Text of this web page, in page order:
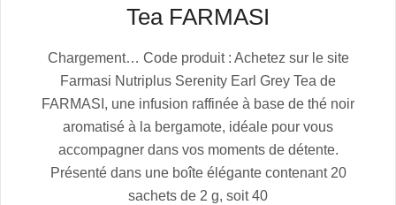
Tea FARMASI
07-
Chargement… Code produit : Achetez sur le site
Farmasi Nutriplus Serenity Earl Grey Tea de
FARMASI, une infusion raffinée à base de thé noir
aromatisé à la bergamote, idéale pour vous
accompagner dans vos moments de détente.
Présenté dans une boîte élégante contenant 20
sachets de 2 g, soit 40